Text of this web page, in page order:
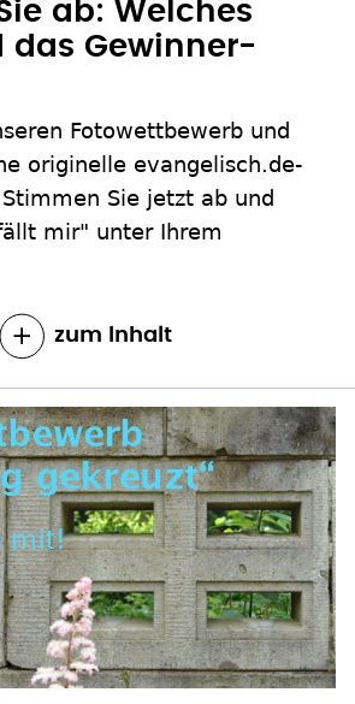
ab: Welches
das Gewinner-
Fotowettbewerb und
originelle evangelisch.de-
Sie jetzt ab und
mir" unter Ihrem
zum Inhalt